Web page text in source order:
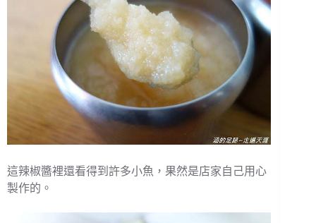
這辣椒醬裡還看得到許多小魚，果然是店家自己用心
製作的。